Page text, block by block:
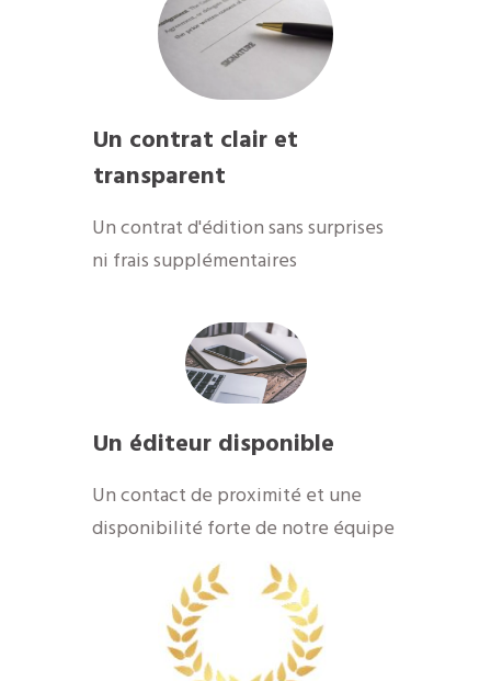
Un contrat clair et
transparent
Un contrat d'édition sans surprises
ni frais supplémentaires
Un éditeur disponible
Un contact de proximité et une
disponibilité forte de notre équipe